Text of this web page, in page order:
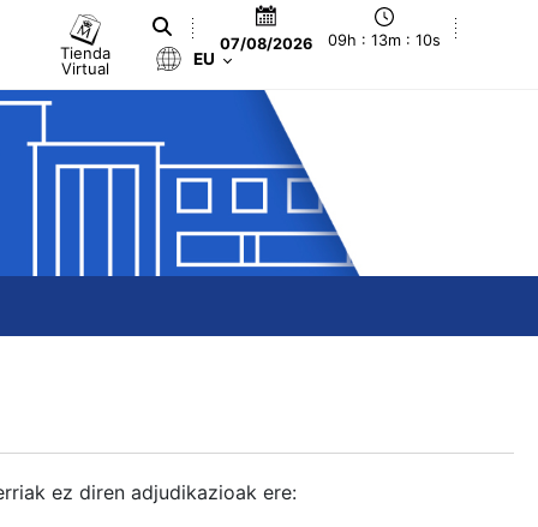
Tienda
Virtual
07/08/2026 09h : 13m : 11s
EU
ez diren adjudikazioak ere: